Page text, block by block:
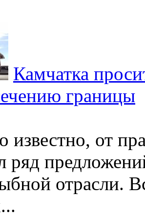
Камчатка
границы
известно, от
ряд
отрасли.